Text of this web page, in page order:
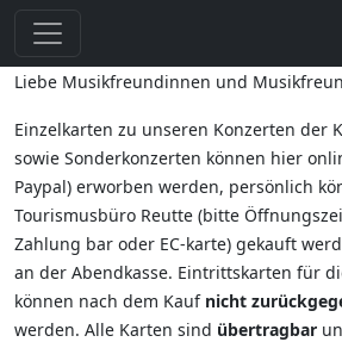
Liebe Musikfreundinnen und
Einzelkarten zu unseren Konzerten der
sowie Sonderkonzerten können hier
Paypal) erworben werden, persönlich
Tourismusbüro Reutte (bitte
Zahlung bar oder EC-karte) gekauft
an der Abendkasse. Eintrittskarten für
können nach dem Kauf nicht
werden. Alle Karten sind übertragbar